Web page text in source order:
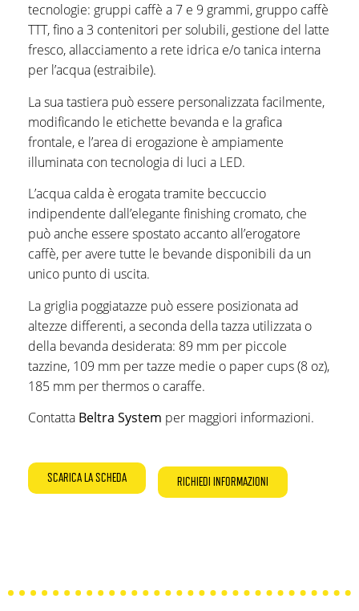
tecnologie: gruppi caffè a 7 e 9 grammi, gruppo caffè
TTT, fino a 3 contenitori per solubili, gestione del latte
fresco, allacciamento a rete idrica e/o tanica interna
per l’acqua (estraibile).
La sua tastiera può essere personalizzata facilmente,
modificando le etichette bevanda e la grafica
frontale, e l’area di erogazione è ampiamente
illuminata con tecnologia di luci a LED.
L’acqua calda è erogata tramite beccuccio
indipendente dall’elegante finishing cromato, che
può anche essere spostato accanto all’erogatore
caffè, per avere tutte le bevande disponibili da un
unico punto di uscita.
La griglia poggiatazze può essere posizionata ad
altezze differenti, a seconda della tazza utilizzata o
della bevanda desiderata: 89 mm per piccole
tazzine, 109 mm per tazze medie o paper cups (8 oz),
185 mm per thermos o caraffe.
Contatta Beltra System per maggiori informazioni.
SCARICA LA SCHEDA RICHIEDI INFORMAZIONI